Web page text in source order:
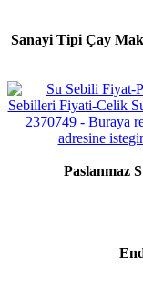
Sanayi Tipi Çay
Paslanmaz